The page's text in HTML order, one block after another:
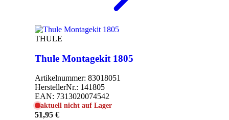
THULE
Thule Montagekit 1805
Artikelnummer: 83018051
HerstellerNr.: 141805
EAN: 7313020074542
aktuell nicht auf Lager
51,95 €